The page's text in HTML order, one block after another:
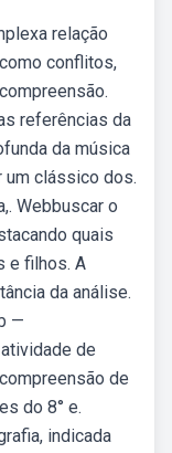
relação
conflitos,
referências da
da música
um clássico dos.
Webbuscar o
quais
e filhos. A
da análise.
—
de
de
do 8° e.
indicada